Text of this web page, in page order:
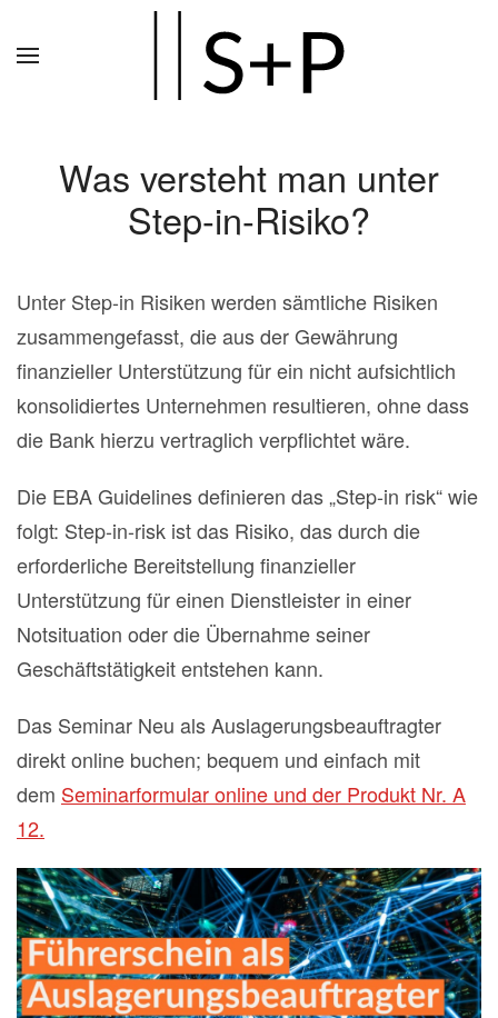
Was versteht man unter
Step-in-Risiko?
Unter Step-in Risiken werden sämtliche Risiken
zusammengefasst, die aus der Gewährung
finanzieller Unterstützung für ein nicht aufsichtlich
konsolidiertes Unternehmen resultieren, ohne dass
die Bank hierzu vertraglich verpflichtet wäre.
Die EBA Guidelines definieren das „Step-in risk“ wie
folgt: Step-in-risk ist das Risiko, das durch die
erforderliche Bereitstellung finanzieller
Unterstützung für einen Dienstleister in einer
Notsituation oder die Übernahme seiner
Geschäftstätigkeit entstehen kann.
Das Seminar Neu als Auslagerungsbeauftragter
direkt online buchen; bequem und einfach mit
dem Seminarformular online und der Produkt Nr. A
12.